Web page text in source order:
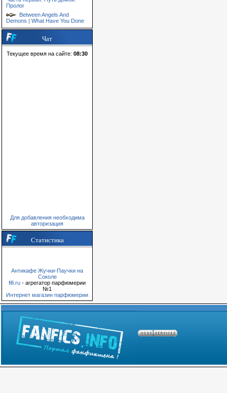
Пролог
Between Angels And
Demons | What Have You Done
Чат
Текущее время на сайте: 08:30
Для добавления необходима
авторизация
Статистика
Антикафе Жучки-Паучки на
Соколе
fifi.ru - агрегатор парфюмерии
№1
Интернет магазин парфюмерии